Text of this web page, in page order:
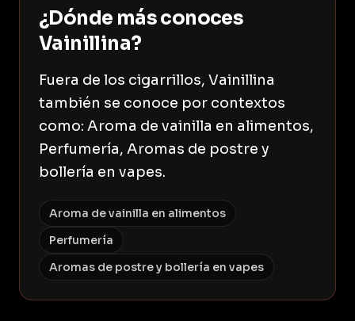
¿Dónde más conoces
Vainillina?
Fuera de los cigarrillos, Vainillina
también se conoce por contextos
como: Aroma de vainilla en alimentos,
Perfumería, Aromas de postre y
bollería en vapes.
Aroma de vainilla en alimentos
Perfumería
Aromas de postre y bollería en vapes